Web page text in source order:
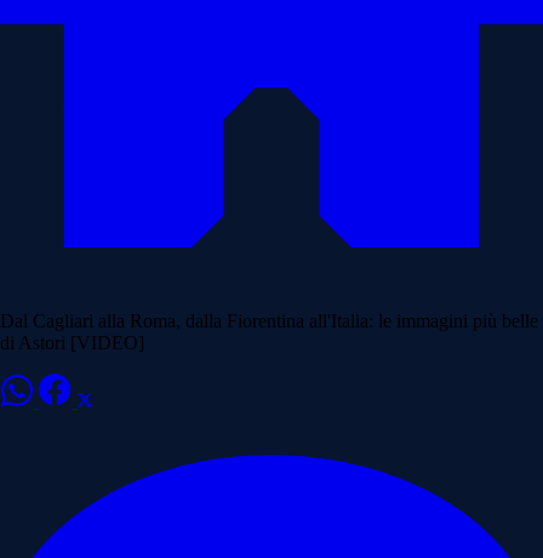
Dal Cagliari alla Roma, dalla Fiorentina all'Italia: le immagini più belle
di Astori [VIDEO]